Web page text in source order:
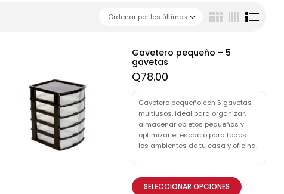
Ordenar por los últimos
Gavetero pequeño – 5
gavetas
Q78.00
Gavetero pequeño con 5 gavetas
multiusos, ideal para organizar,
almacenar objetos pequeños y
optimizar el espacio para todos
los ambientes de tu casa y oficina.
SELECCIONAR OPCIONES